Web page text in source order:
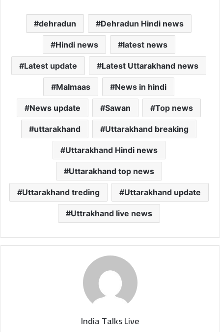
dehradun Dehradun Hindi news
Hindi news latest news
Latest update Latest Uttarakhand news
Malmaas News in hindi
News update Sawan Top news
uttarakhand Uttarakhand breaking
Uttarakhand Hindi news
Uttarakhand top news
Uttarakhand treding Uttarakhand update
Uttrakhand live news
India Talks Live